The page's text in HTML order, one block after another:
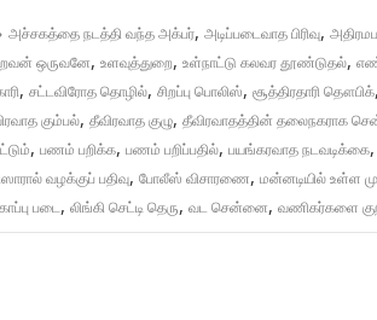
அச்சகத்தை நடத்தி வந்த அக்பர், அடிப்படைவாத பிரிவு,
ஒருவனே, உளவுத்துறை, உள்நாட்டு கலவர தூண்டுதல்,
, சட்டவிரோத தொழில், சிறப்பு பொலிஸ், சூத்திரதாரி தௌபிக்,
கும்பல், தீவிரவாத குழு, தீவிரவாதத்தின் தலைநகராக
, பணம் பறிக்க, பணம் பறிப்பதில், பயங்கரவாத நடவடிக்கை,
வழக்குப் பதிவு, போலீஸ் விசாரணை, மன்னடியில் உள்ள
படை, லிங்கி செட்டி தெரு, வட சென்னை, வணிகர்களை